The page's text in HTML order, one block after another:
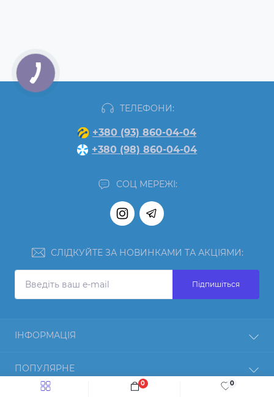
0
0
ТЕЛЕФОНИ:
+380 (93) 860-04-04
+380 (98) 860-04-04
СОЦ МЕРЕЖІ:
СЛІДКУЙТЕ ЗА НОВИНКАМИ ТА АКЦІЯМИ:
Підпишіться
ІНФОРМАЦІЯ
Про нас
Повернення товару
ПОПУЛЯРНЕ
Протеїн